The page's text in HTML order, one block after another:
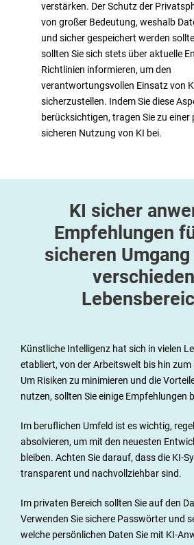
verstärken. Der Schutz der
von großer Bedeutung, weshalb
und sicher gespeichert werden
sollten Sie sich stets über aktuelle
Richtlinien informieren, um den
verantwortungsvollen Einsatz von
sicherzustellen. Indem Sie diese
berücksichtigen, tragen Sie zu einer
sicheren Nutzung von KI bei.
KI sicher
Empfehlungen
sicheren
Künstliche Intelligenz hat sich in vielen
etabliert, von der Arbeitswelt bis hin
Um Risiken zu minimieren und die
nutzen, sollten Sie einige Empfehlungen
Im beruflichen Umfeld ist es wichtig,
absolvieren, um mit den neuesten
bleiben. Achten Sie darauf, dass die KI-
transparent und nachvollziehbar sind.
Im privaten Bereich sollten Sie auf den
Verwenden Sie sichere Passwörter und
welche persönlichen Daten Sie mit KI-